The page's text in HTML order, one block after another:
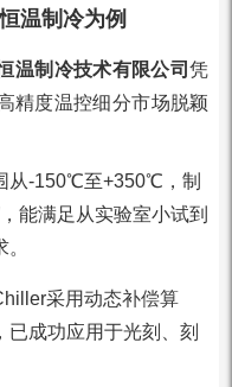
温制冷为例
温制冷技术有限公司凭
精度温控细分市场脱颖
从-150℃至+350℃，制
能满足从实验室小试到
采用动态补偿算
成功应用于光刻、刻